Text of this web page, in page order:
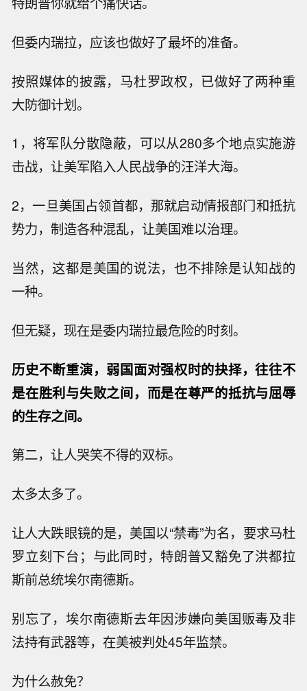
但委内瑞拉，应该也做好了最坏的准备。
按照媒体的披露，马杜罗政权，已做好了两种重
大防御计划。
1，将军队分散隐蔽，可以从280多个地点实施游
击战，让美军陷入人民战争的汪洋大海。
2，一旦美国占领首都，那就启动情报部门和抵抗
势力，制造各种混乱，让美国难以治理。
当然，这都是美国的说法，也不排除是认知战的
一种。
但无疑，现在是委内瑞拉最危险的时刻。
历史不断重演，弱国面对强权时的抉择，往往不
是在胜利与失败之间，而是在尊严的抵抗与屈辱
的生存之间。
第二，让人哭笑不得的双标。
太多太多了。
让人大跌眼镜的是，美国以“禁毒”为名，要求马杜
罗立刻下台；与此同时，特朗普又豁免了洪都拉
斯前总统埃尔南德斯。
别忘了，埃尔南德斯去年因涉嫌向美国贩毒及非
法持有武器等，在美被判处45年监禁。
为什么赦免？